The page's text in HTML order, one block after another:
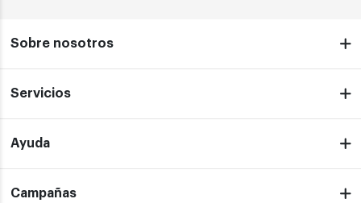
Sobre nosotros
Servicios
Ayuda
Campañas